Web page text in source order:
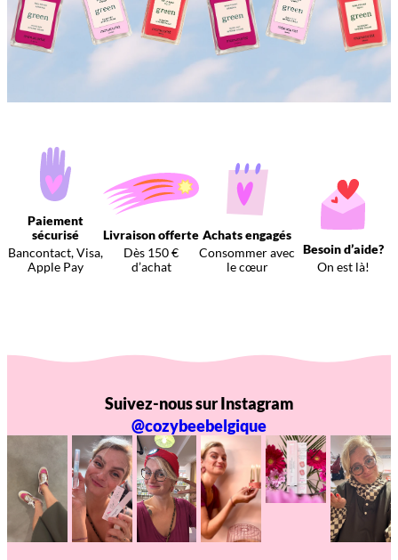
Paiement
sécurisé
Bancontact, Visa,
Apple Pay
Livraison offerte
Dès 150 €
d’achat
Achats engagés
Consommer avec
le cœur
Besoin d’aide?
On est là!
Suivez-nous sur Instagram
@cozybeebelgique